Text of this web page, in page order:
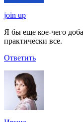
join up
Я бы еще кое-чего
практически все.
Ответить